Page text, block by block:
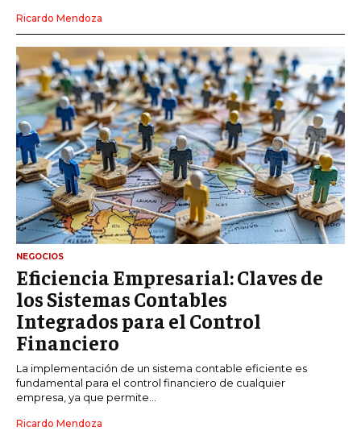
Ricardo Mendoza
NEGOCIOS
Eficiencia Empresarial: Claves de
los Sistemas Contables
Integrados para el Control
Financiero
La implementación de un sistema contable eficiente es
fundamental para el control financiero de cualquier
empresa, ya que permite...
Ricardo Mendoza